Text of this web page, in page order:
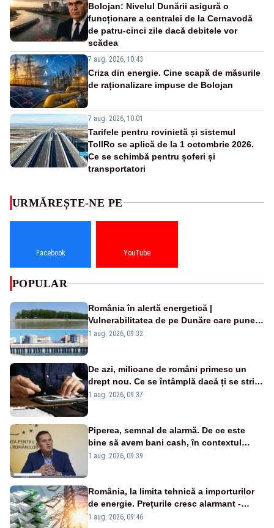
Bolojan: Nivelul Dunării asigură o
funcționare a centralei de la Cernavodă
de patru-cinci zile dacă debitele vor
scădea
7 aug. 2026, 10:43
Criza din energie. Cine scapă de măsurile
de raționalizare impuse de Bolojan
7 aug. 2026, 10:01
Tarifele pentru rovinietă și sistemul
TollRo se aplică de la 1 octombrie 2026.
Ce se schimbă pentru șoferi și
transportatori
URMĂREȘTE-NE PE
Facebook YouTube
POPULAR
România în alertă energetică |
Vulnerabilitatea de pe Dunăre care pune
în pericol Centrala Cernavodă era
1 aug. 2026, 09:32
De azi, milioane de români primesc un
drept nou. Ce se întâmplă dacă ți se strică
un produs
1 aug. 2026, 09:37
Piperea, semnal de alarmă. De ce este
bine să avem bani cash, în contextul
alertei energetice?
1 aug. 2026, 09:39
România, la limita tehnică a importurilor
de energie. Prețurile cresc alarmant -
Analiză Realitatea Plus
1 aug. 2026, 09:46